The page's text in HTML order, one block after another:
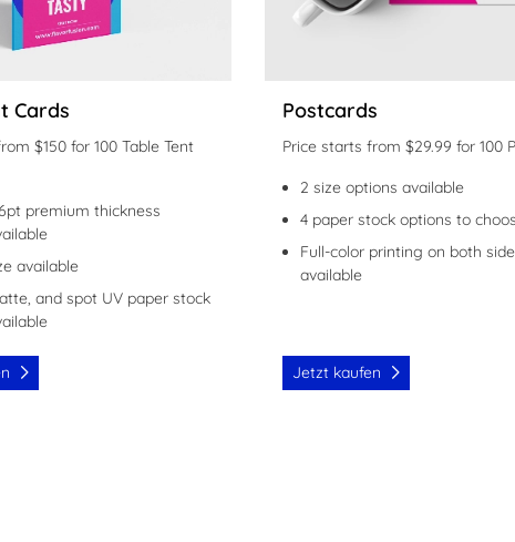
Cards
$150 for 100 Table Tent
premium thickness
available
and spot UV paper stock
Postcards
Price starts from $29.99 for 100
2 size options available
4 paper stock options to
Full-color printing on both
available
Jetzt kaufen